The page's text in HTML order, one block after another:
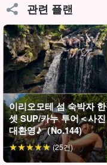
하는 SUPor 카누는
이리오모테 섬의 아름다
생 잊지 못할 추억이 될
관련 플랜
이리오모테 섬 숙박자
셋 SUP/카누 투어＜사
대환영♪（No.144)
(25건)